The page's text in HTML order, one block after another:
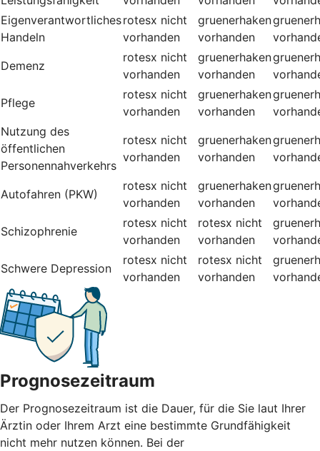
Eigenverantwortliches
Handeln
rotesx nicht
vorhanden
gruenerhaken
vorhanden
Demenz
rotesx nicht
vorhanden
gruenerhaken
vorhanden
Pflege
rotesx nicht
vorhanden
gruenerhaken
vorhanden
Nutzung des
öffentlichen
Personennahverkehrs
rotesx nicht
vorhanden
gruenerhaken
vorhanden
Autofahren (PKW)
rotesx nicht
vorhanden
gruenerhaken
vorhanden
Schizophrenie
rotesx nicht
vorhanden
rotesx nicht
vorhanden
Schwere Depression
rotesx nicht
vorhanden
rotesx nicht
vorhanden
Prognosezeitraum
Der Prognosezeitraum ist die Dauer, für die Sie laut Ihrer
Ärztin oder Ihrem Arzt eine bestimmte Grundfähigkeit
nicht mehr nutzen können. Bei der